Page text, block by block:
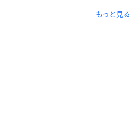
かけで、声優を志すことになった田中
もっと見る